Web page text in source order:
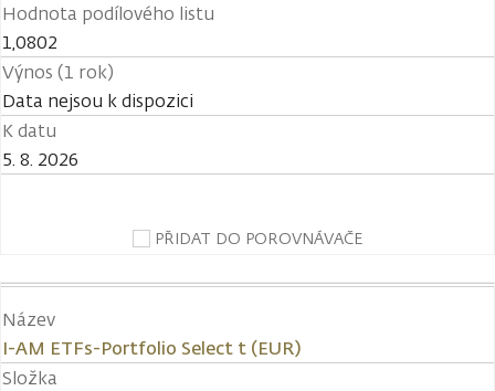
Hodnota podílového listu
1,0802
Výnos (1 rok)
Data nejsou k dispozici
K datu
5. 8. 2026
PŘIDAT DO POROVNÁVAČE
Název
I-AM ETFs-Portfolio Select t (EUR)
Složka